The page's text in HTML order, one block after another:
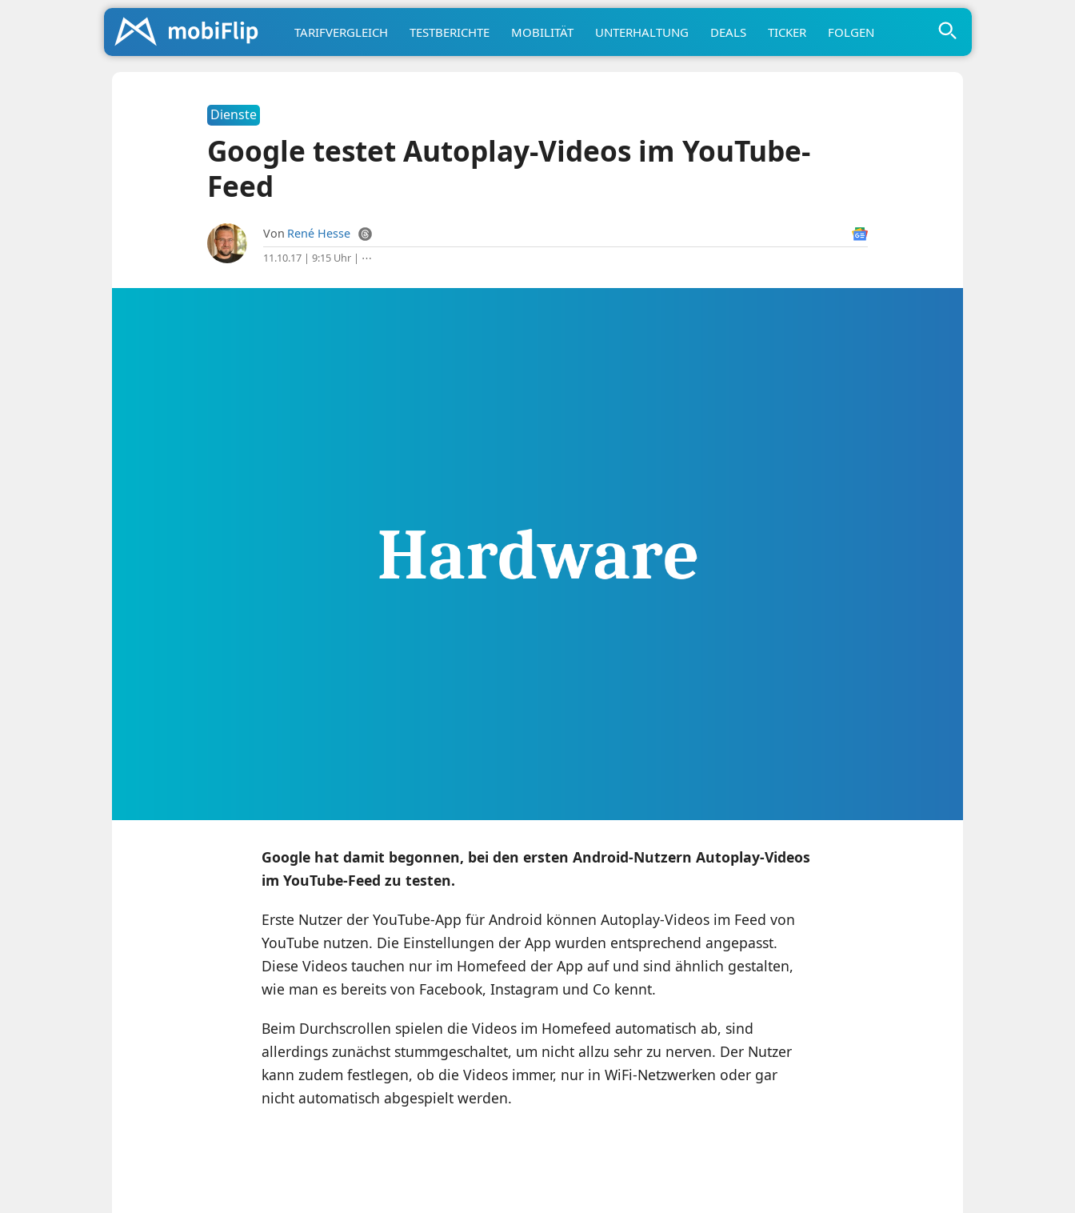
TARIFVERGLEICH TESTBERICHTE MOBILITÄT UNTERHALTUNG DEALS TICKER FOLGEN
Dienste
Google testet Autoplay-Videos im YouTube-
Feed
Von René Hesse
11.10.17 | 9:15 Uhr| ⋯
Google hat damit begonnen, bei den ersten Android-Nutzern Autoplay-Videos
im YouTube-Feed zu testen.
Erste Nutzer der YouTube-App für Android können Autoplay-Videos im Feed von
YouTube nutzen. Die Einstellungen der App wurden entsprechend angepasst.
Diese Videos tauchen nur im Homefeed der App auf und sind ähnlich gestalten,
wie man es bereits von Facebook, Instagram und Co kennt.
Beim Durchscrollen spielen die Videos im Homefeed automatisch ab, sind
allerdings zunächst stummgeschaltet, um nicht allzu sehr zu nerven. Der Nutzer
kann zudem festlegen, ob die Videos immer, nur in WiFi-Netzwerken oder gar
nicht automatisch abgespielt werden.